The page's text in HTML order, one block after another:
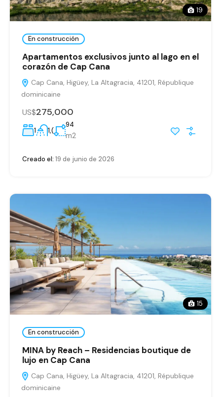
19
En construcción
Apartamentos exclusivos junto al lago en el
corazón de Cap Cana
Cap Cana, Higüey, La Altagracia, 41201, République
dominicaine
US$275,000
1 1,(
94
m2
Creado el: 19 de junio de 2026
15
En construcción
MINA by Reach – Residencias boutique de
lujo en Cap Cana
Cap Cana, Higüey, La Altagracia, 41201, République
dominicaine